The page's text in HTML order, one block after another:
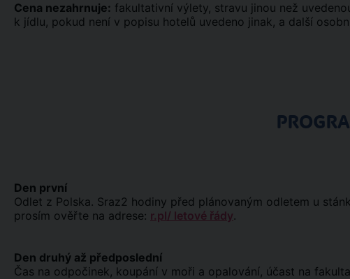
Cena nezahrnuje: fakultativní výlety, stravu jinou než
k jídlu, pokud není v popisu hotelů uvedeno jinak, a další
Den první
Odlet z Polska. Sraz2 hodiny před plánovaným odletem u
prosím ověřte na adrese: r.pl/ letové řády.
Den druhý až předposlední
Čas na odpočinek, koupání v moři a opalování, účast na